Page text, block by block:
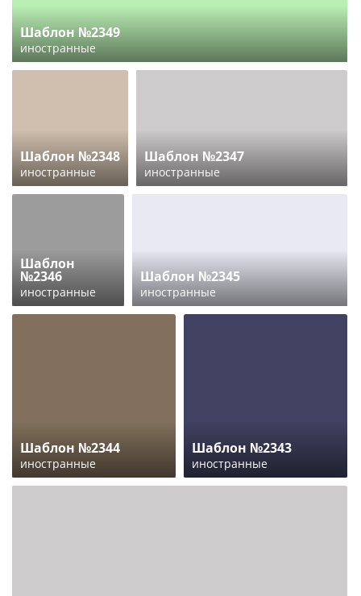
Шаблон №2349
иностранные
Шаблон №2348
иностранные
Шаблон №2347
иностранные
Шаблон
№2346
иностранные
Шаблон №2345
иностранные
Шаблон №2344
иностранные
Шаблон №2343
иностранные